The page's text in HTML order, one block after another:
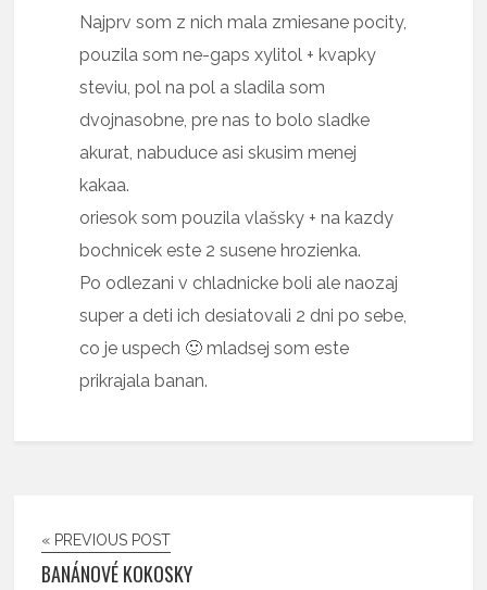
Najprv som z nich mala zmiesane pocity,
pouzila som ne-gaps xylitol + kvapky
steviu, pol na pol a sladila som
dvojnasobne, pre nas to bolo sladke
akurat, nabuduce asi skusim menej
kakaa.
oriesok som pouzila vlašsky + na kazdy
bochnicek este 2 susene hrozienka.
Po odlezani v chladnicke boli ale naozaj
super a deti ich desiatovali 2 dni po sebe,
co je uspech 🙂 mladsej som este
prikrajala banan.
« PREVIOUS POST
BANÁNOVÉ KOKOSKY